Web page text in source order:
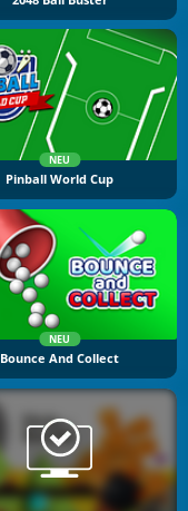
NEU
Pinball World Cup
NEU
Bounce And Collect